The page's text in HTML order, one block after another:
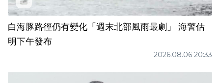
白海豚路徑仍有變化「週末北部風雨最劇」 海警估
明下午發布
2026.08.06 20:33